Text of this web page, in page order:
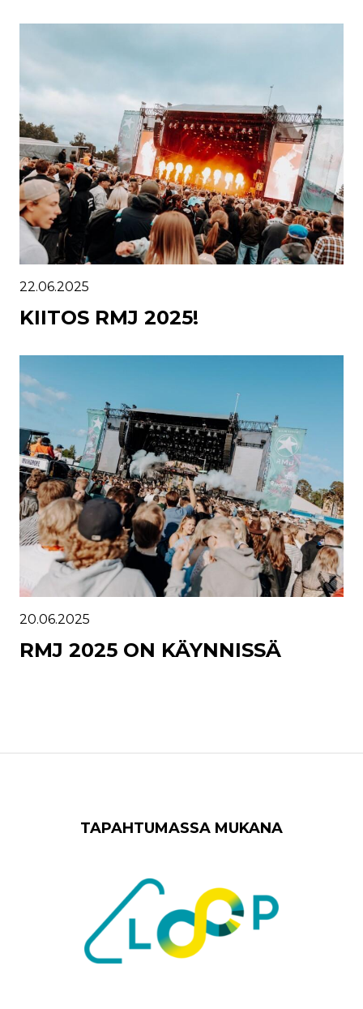
22.06.2025
KIITOS RMJ 2025!
20.06.2025
RMJ 2025 ON KÄYNNISSÄ
TAPAHTUMASSA MUKANA